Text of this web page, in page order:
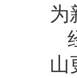
为
山